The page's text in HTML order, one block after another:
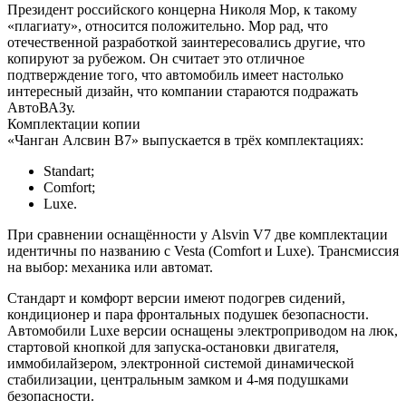
Президент российского концерна Николя Мор, к такому
«плагиату», относится положительно. Мор рад, что
отечественной разработкой заинтересовались другие, что
копируют за рубежом. Он считает это отличное
подтверждение того, что автомобиль имеет настолько
интересный дизайн, что компании стараются подражать
АвтоВАЗу.
Комплектации копии
«Чанган Алсвин В7» выпускается в трёх комплектациях:
Standart;
Comfort;
Luxe.
При сравнении оснащённости у Alsvin V7 две комплектации
идентичны по названию с Vesta (Comfort и Luxe). Трансмиссия
на выбор: механика или автомат.
Стандарт и комфорт версии имеют подогрев сидений,
кондиционер и пара фронтальных подушек безопасности.
Автомобили Luxe версии оснащены электроприводом на люк,
стартовой кнопкой для запуска-остановки двигателя,
иммобилайзером, электронной системой динамической
стабилизации, центральным замком и 4-мя подушками
безопасности.